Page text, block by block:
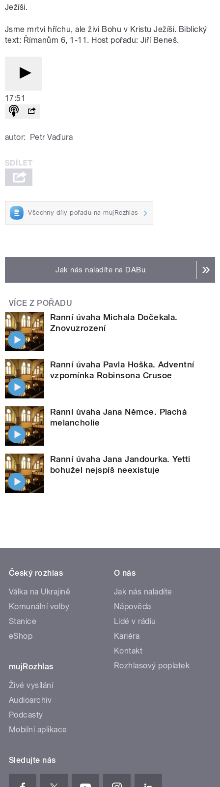
Ježíši.
Jsme mrtvi hříchu, ale živi Bohu v Kristu Ježíši. Biblický
text: Římanům 6, 1-11. Host pořadu: Jiří Beneš.
17:51
autor: Petr Vaďura
Všechny díly pořadu na mujRozhlas
Jak nás naladíte na DABu
VÍCE Z POŘADU
Ranní úvaha Michala Dočekala.
Znovuzrození
Ranní úvaha Pavla Hoška. Adventní
vzpomínka Robinsona Crusoe
Ranní úvaha Jana Němce. Plachá
melancholie
Ranní úvaha Jana Jandourka. Yetti
bohužel nejspíš neexistuje
Český rozhlas
Válka na Ukrajině
Komunální volby
Stanice
eShop
mujRozhlas
Živé vysílání
Audioarchiv
Podcasty
Mobilní aplikace
O nás
Jak nás naladíte
Nápověda
Lidé v rádiu
Kariéra
Kontakt
Rozhlasový poplatek
Sledujte nás